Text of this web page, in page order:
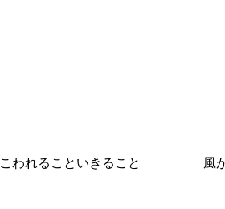
こわれることいきること 風